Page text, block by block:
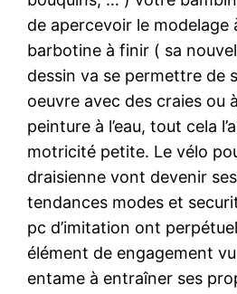
de apercevoir le modelage
barbotine à finir ( sa
dessin va se permettre de
oeuvre avec des craies ou
peinture à l’eau, tout cela
motricité petite. Le vélo
draisienne vont devenir
tendances modes et
pc d’imitation ont
élément de engagement
entame à entraîner ses